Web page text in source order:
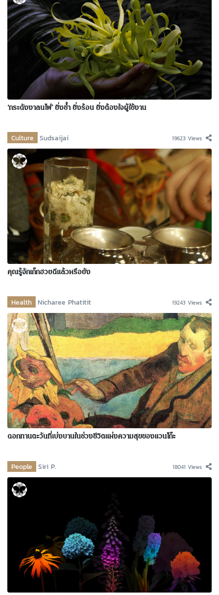
‘กระดังงาลนไฟ’ ยิ่งช้ำ ยิ่งร้อน ยิ่งต้องใจผู้ใช้งาน
Culture Sudsaijai 19623 Views
คุณรู้จักเก๊กฮวยดีแล้วหรือยัง
Health Nicharee Phatitit 19243 Views
ดอกทานตะวันที่เบ่งบานในช่วงชีวิตแห่งความสุขของแวนโก๊ะ
People Siri P. 18041 Views